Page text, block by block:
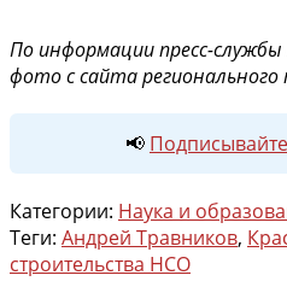
По информации пресс-
фото с сайта
📢
Категории: Наука и
Теги: Андрей Травников,
строительства НСО